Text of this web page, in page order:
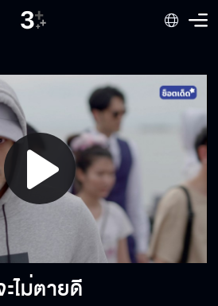
Play
Video
ไม่ตายดี
ฉันต้องการความปลอดภัย
รอไว้เลย ไอ้ฆาตกรตัวจริง
แค่ข้ออ้างที่อยากมาเจอ